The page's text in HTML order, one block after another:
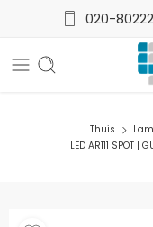
020-
Thuis
LED AR111 SPOT |